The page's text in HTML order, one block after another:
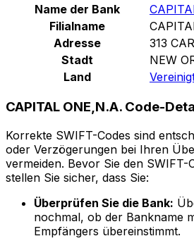
Name der Bank
Filialname
Adresse
313
Stadt
NEW
Land
CAPITAL ONE,N.A. Code-
Korrekte SWIFT-Codes sind
oder Verzögerungen bei Ihren
vermeiden. Bevor Sie den SWIFT-
stellen Sie sicher, dass Sie:
Überprüfen Sie die Bank:
nochmal, ob der Bankname
Empfängers übereinstimmt.